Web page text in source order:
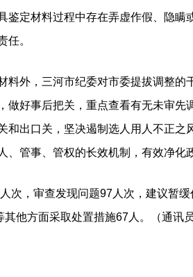
鉴定材料过程中存在弄虚作假、隐瞒
任。
料外，三河市纪委对市委提拔调整
做好事后把关，重点查看有无未审先
和出口关，坚决遏制选人用人不正之
管事、管权的长效机制，有效净化
，审查发现问题97人次，建议暂缓
他方面采取处置措施67人。（通讯